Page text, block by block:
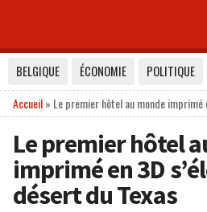
BELGIQUE ÉCONOMIE POLITIQUE
Accueil» Le premier hôtel au monde imprimé
Le premier hôtel
imprimé en 3D
désert du Texas